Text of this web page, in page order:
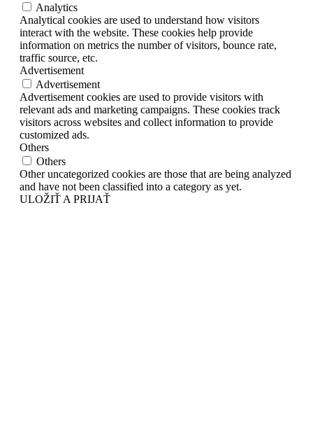
Analytics
Analytical cookies are used to understand how visitors
interact with the website. These cookies help provide
information on metrics the number of visitors, bounce rate,
traffic source, etc.
Advertisement
Advertisement
Advertisement cookies are used to provide visitors with
relevant ads and marketing campaigns. These cookies track
visitors across websites and collect information to provide
customized ads.
Others
Others
Other uncategorized cookies are those that are being analyzed
and have not been classified into a category as yet.
ULOŽIŤ A PRIJAŤ